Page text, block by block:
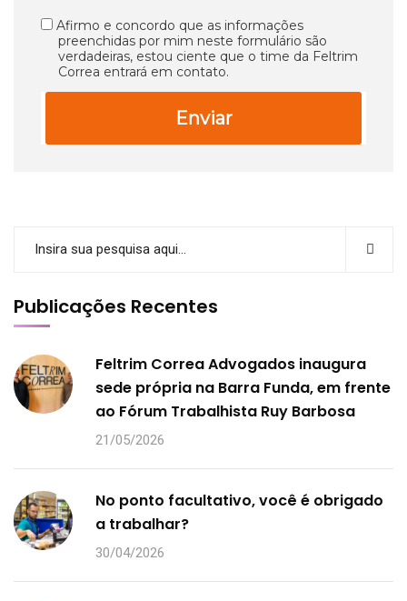
Afirmo e concordo que as informações
preenchidas por mim neste formulário são
verdadeiras, estou ciente que o time da Feltrim
Correa entrará em contato.
Enviar
Publicações Recentes
Feltrim Correa Advogados inaugura
sede própria na Barra Funda, em frente
ao Fórum Trabalhista Ruy Barbosa
21/05/2026
No ponto facultativo, você é obrigado
a trabalhar?
30/04/2026